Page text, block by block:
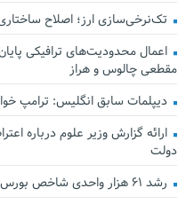
تک‌نرخی‌سازی ارز؛ اصلاح
اعمال محدودیت‌های ترافیکی
مقطعی چالوس و هراز
دیپلمات سابق انگلیس:‌ ترامپ
ارائه گزارش وزیر علوم درباره
دولت
رشد ۶۱ هزار واحدی شاخص بورس